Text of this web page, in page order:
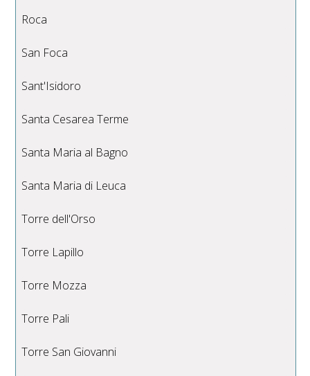
Roca
San Foca
Sant'Isidoro
Santa Cesarea Terme
Santa Maria al Bagno
Santa Maria di Leuca
Torre dell'Orso
Torre Lapillo
Torre Mozza
Torre Pali
Torre San Giovanni